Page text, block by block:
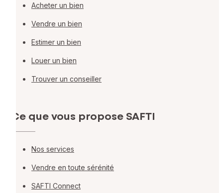
Acheter un bien
Vendre un bien
Estimer un bien
Louer un bien
Trouver un conseiller
Ce que vous propose SAFTI
Nos services
Vendre en toute sérénité
SAFTI Connect